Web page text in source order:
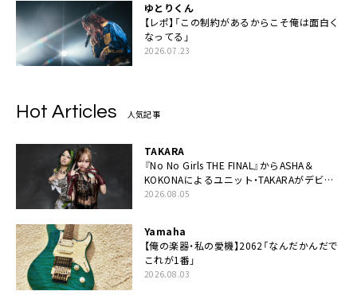
ゆとりくん
【レポ】「この制約があるからこそ俺は面白く
なってる」
2026.07.23
Hot Articles 人気記事
TAKARA
『No No Girls THE FINAL』からASHA＆
KOKONAによるユニット・TAKARAがデビュ
ー
2026.08.05
Yamaha
【俺の楽器・私の愛機】2062「なんだかんだで
これが1番」
2026.08.03